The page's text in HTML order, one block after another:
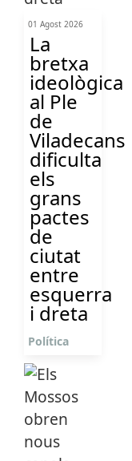
01 Agost 2026
La
bretxa
ideològica
al Ple
de
Viladecans
dificulta
els
grans
pactes
de
ciutat
entre
esquerra
i dreta
Política